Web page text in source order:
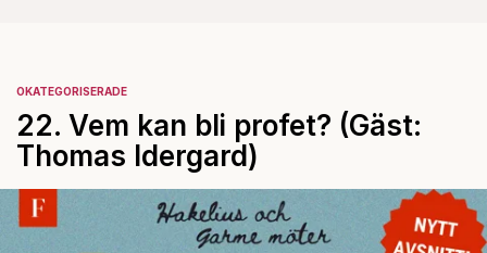
OKATEGORISERADE
22. Vem kan bli profet? (Gäst:
Thomas Idergard)